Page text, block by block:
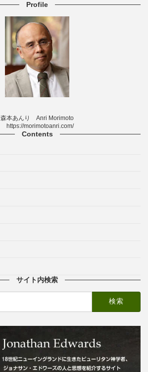
Profile
森本あんり Anri Morimoto
https://morimotoanri.com/
Contents
サイト内検索